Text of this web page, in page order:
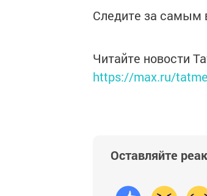
Следите за
Читайте новости
https://max.ru/
Оставляйте